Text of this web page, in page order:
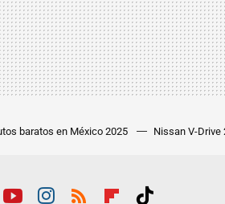
baratos en México 2025 Nissan V-Drive